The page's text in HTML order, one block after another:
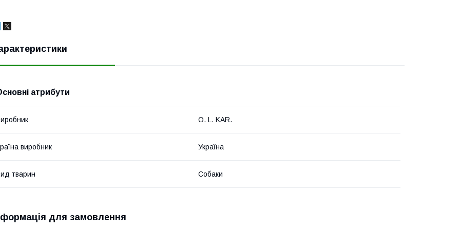
атрибути
O. L. KAR.
виробник Україна
тварин Собаки
для замовлення